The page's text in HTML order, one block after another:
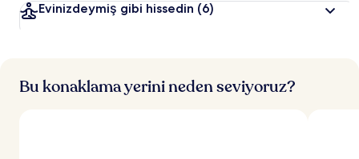
Evinizdeymiş gibi hissedin (6)
Bu konaklama yerini neden seviyoruz?